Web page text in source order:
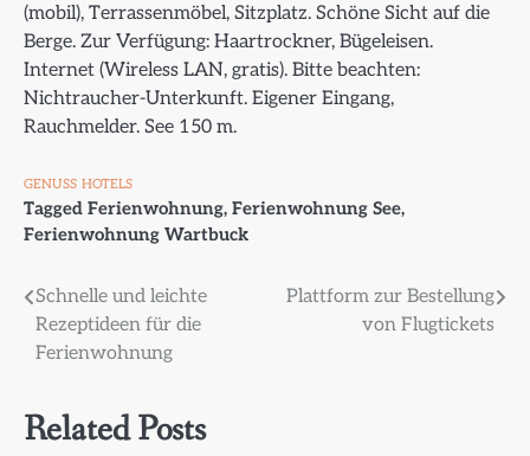
(mobil), Terrassenmöbel, Sitzplatz. Schöne Sicht auf die
Berge. Zur Verfügung: Haartrockner, Bügeleisen.
Internet (Wireless LAN, gratis). Bitte beachten:
Nichtraucher-Unterkunft. Eigener Eingang,
Rauchmelder. See 150 m.
GENUSS HOTELS
Tagged Ferienwohnung, Ferienwohnung See,
Ferienwohnung Wartbuck
Beitragsnavigation
Schnelle und leichte
Rezeptideen für die
Ferienwohnung
Plattform zur Bestellung
von Flugtickets
Related Posts